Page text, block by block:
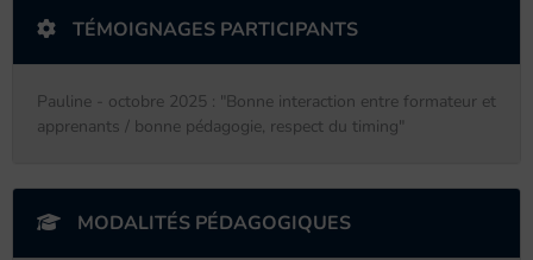
TÉMOIGNAGES PARTICIPANTS
Pauline - octobre 2025 : "Bonne interaction entre formateur et
apprenants / bonne pédagogie, respect du timing"
MODALITÉS PÉDAGOGIQUES